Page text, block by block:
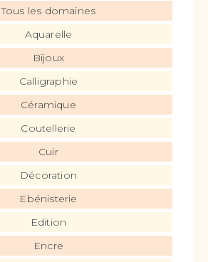
Tous les domaines
Aquarelle
Bijoux
Calligraphie
Céramique
Coutellerie
Cuir
Décoration
Ebénisterie
Edition
Encre